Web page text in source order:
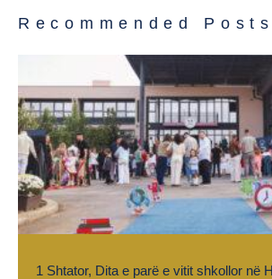
Recommended Posts
1 Shtator, Dita e parë e vitit shkollor në